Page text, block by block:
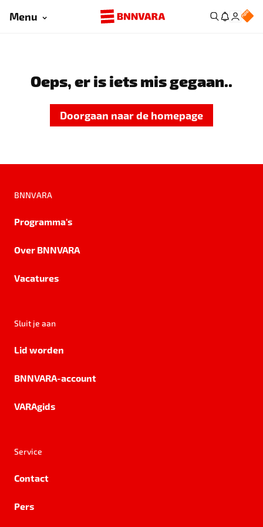
Menu
Oeps, er is iets mis gegaan..
Doorgaan naar de homepage
BNNVARA
Programma's
Over BNNVARA
Vacatures
Sluit je aan
Lid worden
BNNVARA-account
VARAgids
Service
Contact
Pers